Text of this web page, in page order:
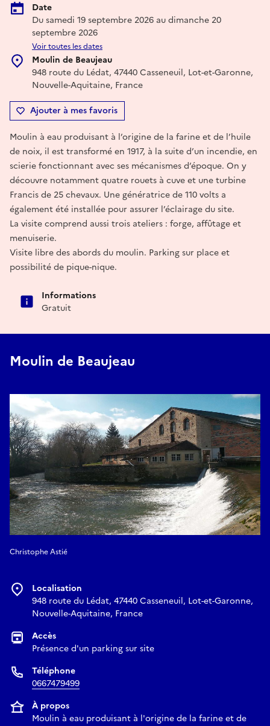
Date
Du samedi 19 septembre 2026 au dimanche 20
septembre 2026
Voir toutes les dates
Moulin de Beaujeau
948 route du Lédat, 47440 Casseneuil, Lot-et-Garonne,
Nouvelle-Aquitaine, France
Ajouter à mes favoris
Moulin à eau produisant à l’origine de la farine et de l’huile
de noix, il est transformé en 1917, à la suite d’un incendie, en
scierie fonctionnant avec ses mécanismes d’époque. On y
découvre notamment quatre rouets à cuve et une turbine
Francis de 25 chevaux. Une génératrice de 110 volts a
également été installée pour assurer l’éclairage du site.
La visite comprend aussi trois ateliers : forge, affûtage et
menuiserie.
Visite libre des abords du moulin. Parking sur place et
possibilité de pique-nique.
Informations
Gratuit
Moulin de Beaujeau
Christophe Astié
Localisation
948 route du Lédat, 47440 Casseneuil, Lot-et-Garonne,
Nouvelle-Aquitaine, France
Accès
Présence d'un parking sur site
Téléphone
0667479499
À propos
Moulin à eau produisant à l'origine de la farine et de